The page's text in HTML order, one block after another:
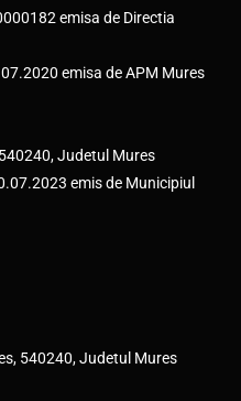
emisa de Directia
emisa de APM Mures
Judetul Mures
emis de Municipiul
540240, Judetul Mures